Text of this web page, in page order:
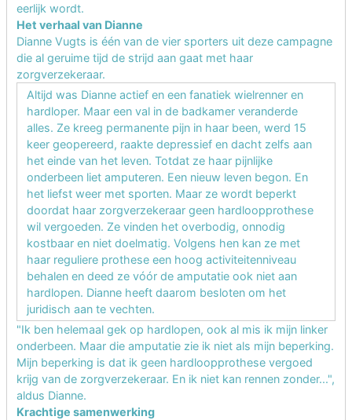
eerlijk wordt.
Het verhaal van Dianne
Dianne Vugts is één van de vier sporters uit deze campagne
die al geruime tijd de strijd aan gaat met haar
zorgverzekeraar.
Altijd was Dianne actief en een fanatiek wielrenner en
hardloper. Maar een val in de badkamer veranderde
alles. Ze kreeg permanente pijn in haar been, werd 15
keer geopereerd, raakte depressief en dacht zelfs aan
het einde van het leven. Totdat ze haar pijnlijke
onderbeen liet amputeren. Een nieuw leven begon. En
het liefst weer met sporten. Maar ze wordt beperkt
doordat haar zorgverzekeraar geen hardloopprothese
wil vergoeden. Ze vinden het overbodig, onnodig
kostbaar en niet doelmatig. Volgens hen kan ze met
haar reguliere prothese een hoog activiteitenniveau
behalen en deed ze vóór de amputatie ook niet aan
hardlopen. Dianne heeft daarom besloten om het
juridisch aan te vechten.
"Ik ben helemaal gek op hardlopen, ook al mis ik mijn linker
onderbeen. Maar die amputatie zie ik niet als mijn beperking.
Mijn beperking is dat ik geen hardloopprothese vergoed
krijg van de zorgverzekeraar. En ik niet kan rennen zonder...",
aldus Dianne.
Krachtige samenwerking